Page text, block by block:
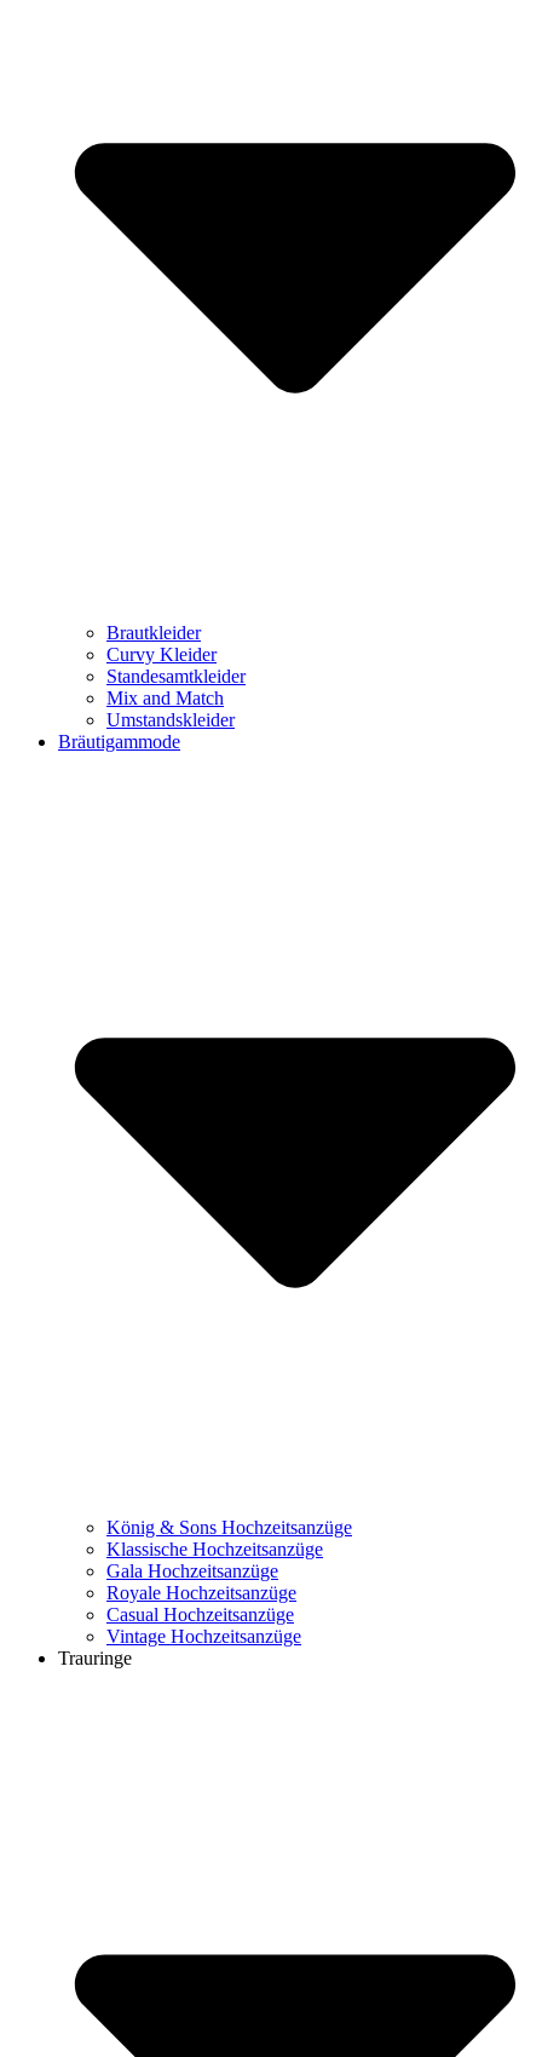
Brautkleider
Curvy Kleider
Standesamtkleider
Mix and Match
Umstandskleider
Bräutigammode
König & Sons Hochzeitsanzüge
Klassische Hochzeitsanzüge
Gala Hochzeitsanzüge
Royale Hochzeitsanzüge
Casual Hochzeitsanzüge
Vintage Hochzeitsanzüge
Trauringe